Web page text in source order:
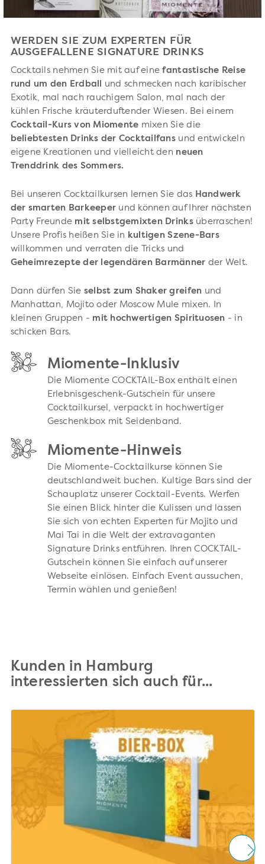
WERDEN SIE ZUM EXPERTEN FÜR
AUSGEFALLENE SIGNATURE DRINKS
Cocktails nehmen Sie mit auf einefantastische Reise
rund um den Erdball
und schmecken nach karibischer
Exotik, mal nach rauchigem Salon, mal nach der
kühlen Frische kräuterduftender Wiesen. Bei einem
Cocktail-Kurs von Miomente mixen Sie die
beliebtesten Drinks der Cocktailfans und entwickeln
eigene Kreationen und vielleicht den neuen
Trenddrink des Sommers.
Bei unseren Cocktailkursen lernen Sie das Handwerk
der smarten Barkeeper und können auf Ihrer nächsten
Party Freunde mit selbstgemixten Drinksüberraschen!
Unsere Profis heißen Sie in kultigen Szene-Bars
willkommen und verraten die Tricks und
Geheimrezepte der legendären Barmänner der Welt.
Dann dürfen Sie selbst zum Shaker greifen und
Manhattan, Mojito oder Moscow Mule mixen. In
kleinen Gruppen - mit hochwertigen Spirituosen - in
schicken Bars.
Miomente-Inklusiv
Die Miomente COCKTAIL-Box enthält einen
Erlebnisgeschenk-Gutschein für unsere
Cocktailkursel, verpackt in hochwertiger
Geschenkbox mit Seidenband.
Miomente-Hinweis
Die Miomente-Cocktailkurse können Sie
deutschlandweit buchen. Kultige Bars sind der
Schauplatz unserer Cocktail-Events. Werfen
Sie einen Blick hinter die Kulissen und lassen
Sie sich von echten Experten für Mojito und
Mai Tai in die Welt der extravaganten
Signature Drinks entführen. Ihren COCKTAIL-
Gutschein können Sie einfach auf unserer
Webseite einlösen. Einfach Event aussuchen,
Termin wählen und genießen!
Kunden in Hamburg
interessierten sich auch für...